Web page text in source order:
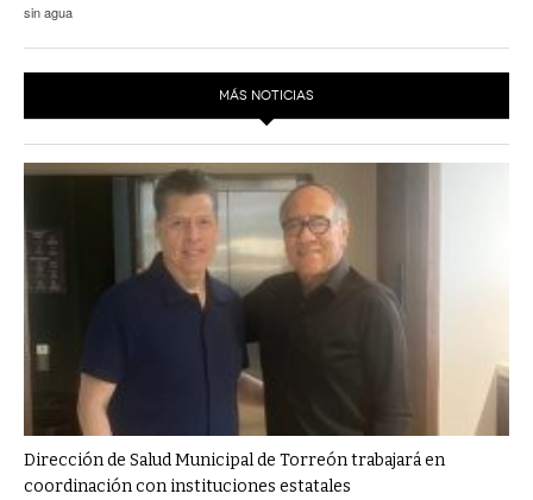
sin agua
MÁS NOTICIAS
Dirección de Salud Municipal de Torreón trabajará en
coordinación con instituciones estatales